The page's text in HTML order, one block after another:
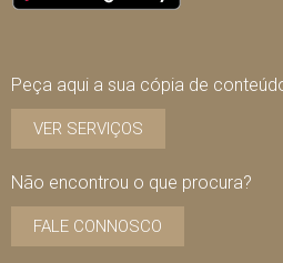
Peça aqui a sua cópia de
VER SERVIÇOS
Não encontrou o que procura?
FALE CONNOSCO